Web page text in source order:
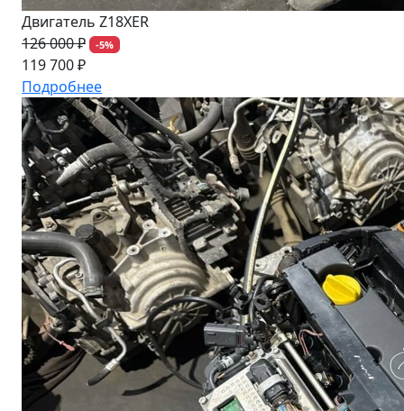
Двигатель Z18XER
126 000 ₽
-5%
119 700 ₽
Подробнее